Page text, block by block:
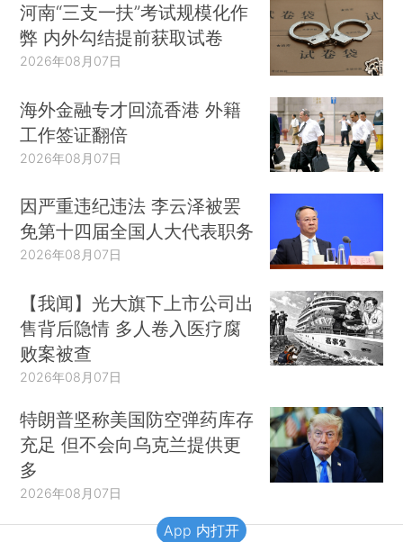
河南“三支一扶”考试规模化作
弊 内外勾结提前获取试卷
2026年08月07日
海外金融专才回流香港 外籍
工作签证翻倍
2026年08月07日
因严重违纪违法 李云泽被罢
免第十四届全国人大代表职务
2026年08月07日
【我闻】光大旗下上市公司出
售背后隐情 多人卷入医疗腐
败案被查
2026年08月07日
特朗普坚称美国防空弹药库存
充足 但不会向乌克兰提供更
多
2026年08月07日
App 内打开